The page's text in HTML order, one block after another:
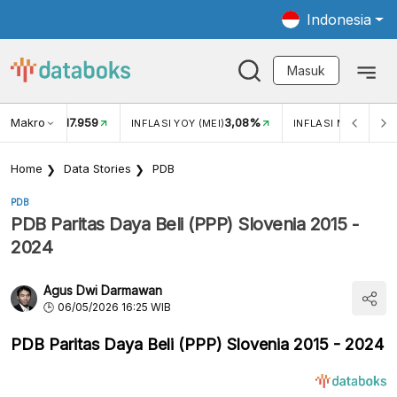
Indonesia
Masuk
Makro
USD/IDR 17.959 INFLASI YOY (MEI)3,08% INFLASI MOM (MEI)
Home Data Stories PDB
PDB
PDB Paritas Daya Beli (PPP) Slovenia 2015 -
2024
Agus Dwi Darmawan
06/05/2026 16:25 WIB
PDB Paritas Daya Beli (PPP) Slovenia 2015 - 2024